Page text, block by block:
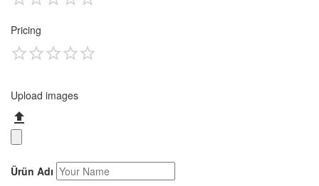
Pricing
Upload images
Ürün Adı